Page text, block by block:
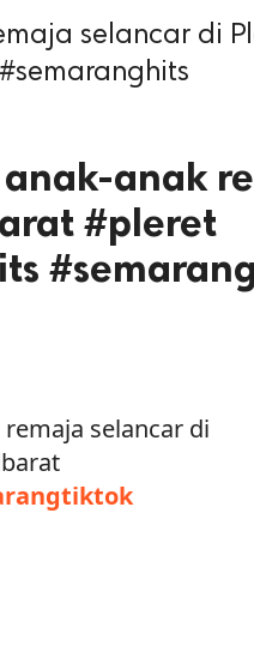
selancar di
anak
#pleret
selancar di